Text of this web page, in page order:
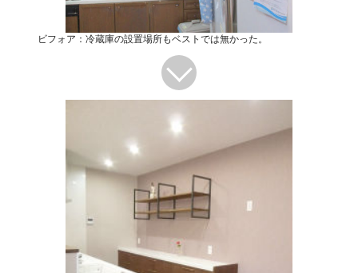
ビフォア：冷蔵庫の設置場所もベストでは無かった。